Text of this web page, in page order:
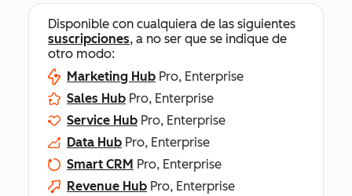
Disponible con cualquiera de las siguientes
suscripciones, a no ser que se indique de
otro modo:
Marketing Hub Pro, Enterprise
Sales Hub Pro, Enterprise
Service Hub Pro, Enterprise
Data Hub Pro, Enterprise
Smart CRM Pro, Enterprise
Revenue Hub Pro, Enterprise